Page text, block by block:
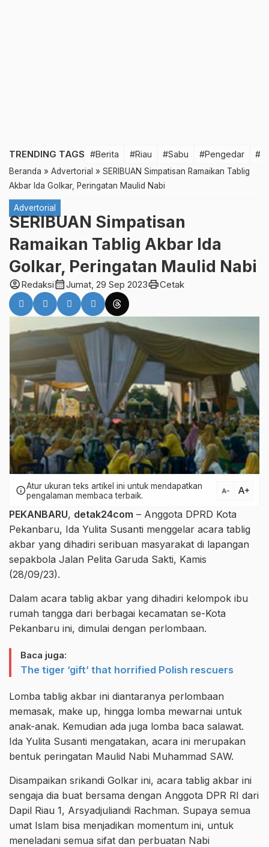
TRENDING TAGS #Berita #Riau #Sabu #Pengedar
Beranda » Advertorial » SERIBUAN Simpatisan Ramaikan Tablig
Akbar Ida Golkar, Peringatan Maulid Nabi
Advertorial
SERIBUAN Simpatisan
Ramaikan Tablig Akbar Ida
Golkar, Peringatan Maulid Nabi
account_circleRedaksicalendar_monthJumat, 29 Sep 2023printCetak
infoAtur ukuran teks artikel ini untuk mendapatkan
pengalaman membaca terbaik.
text_decrease text_increase
PEKANBARU, detak24com – Anggota DPRD Kota
Pekanbaru, Ida Yulita Susanti menggelar acara tablig
akbar yang dihadiri seribuan masyarakat di lapangan
sepakbola Jalan Pelita Garuda Sakti, Kamis
(28/09/23).
Dalam acara tablig akbar yang dihadiri kelompok ibu
rumah tangga dari berbagai kecamatan se-Kota
Pekanbaru ini, dimulai dengan perlombaan.
Baca juga:
The tiger ‘gift’ that horrified Polish rescuers
Lomba tablig akbar ini diantaranya perlombaan
memasak, make up, hingga lomba mewarnai untuk
anak-anak. Kemudian ada juga lomba baca salawat.
Ida Yulita Susanti mengatakan, acara ini merupakan
bentuk peringatan Maulid Nabi Muhammad SAW.
Disampaikan srikandi Golkar ini, acara tablig akbar ini
sengaja dia buat bersama dengan Anggota DPR RI dari
Dapil Riau 1, Arsyadjuliandi Rachman. Supaya semua
umat Islam bisa menjadikan momentum ini, untuk
meneladani semua sifat dan perbuatan Nabi